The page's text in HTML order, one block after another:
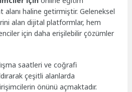
alanı haline getirmiştir. Geleneksel
alan dijital platformlar, hem
için daha erişilebilir çözümler
saatleri ve coğrafi
çeşitli alanlarda
önünü açmaktadır.